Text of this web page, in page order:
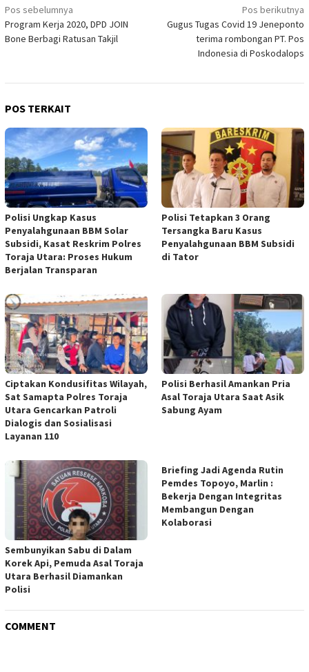
Navigasi
pos
Pos sebelumnya
Program Kerja 2020, DPD JOIN
Bone Berbagi Ratusan Takjil
Pos berikutnya
Gugus Tugas Covid 19 Jeneponto
terima rombongan PT. Pos
Indonesia di Poskodalops
POS TERKAIT
Polisi Ungkap Kasus
Penyalahgunaan BBM Solar
Subsidi, Kasat Reskrim Polres
Toraja Utara: Proses Hukum
Berjalan Transparan
Polisi Tetapkan 3 Orang
Tersangka Baru Kasus
Penyalahgunaan BBM Subsidi
di Tator
Ciptakan Kondusifitas Wilayah,
Sat Samapta Polres Toraja
Utara Gencarkan Patroli
Dialogis dan Sosialisasi
Layanan 110
Polisi Berhasil Amankan Pria
Asal Toraja Utara Saat Asik
Sabung Ayam
Sembunyikan Sabu di Dalam
Korek Api, Pemuda Asal Toraja
Utara Berhasil Diamankan
Polisi
Briefing Jadi Agenda Rutin
Pemdes Topoyo, Marlin :
Bekerja Dengan Integritas
Membangun Dengan
Kolaborasi
COMMENT